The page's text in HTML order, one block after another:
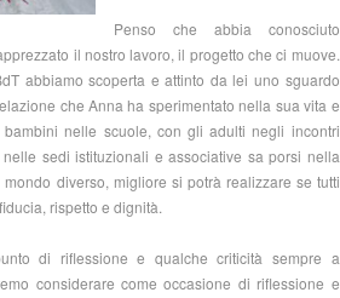
Penso che abbia conosciuto
il nostro lavoro, il progetto che ci muove.
abbiamo scoperta e attinto da lei uno sguardo
che Anna ha sperimentato nella sua vita e
nelle scuole, con gli adulti negli incontri
sedi istituzionali e associative sa porsi nella
diverso, migliore si potrà realizzare se tutti
rispetto e dignità.
di riflessione e qualche criticità sempre a
considerare come occasione di riflessione e